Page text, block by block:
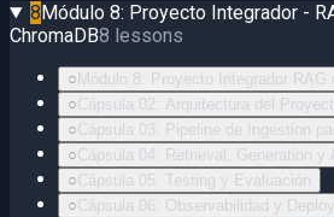
8Módulo 8: Proyecto Integrador -
ChromaDB8 lessons
○ Módulo 8: Proyecto Integrador RAG
○Cápsula 02: Arquitectura del
○Cápsula 03: Pipeline de Ingestion
○Cápsula 04: Retrieval, Generation y
○Cápsula 05: Testing y Evaluación
○Cápsula 06: Observabilidad y